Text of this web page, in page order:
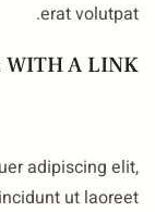
erat
WITH A
adipiscing
tincidunt ut